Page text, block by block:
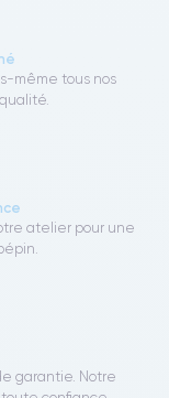
même tous nos
atelier pour une
garantie. Notre